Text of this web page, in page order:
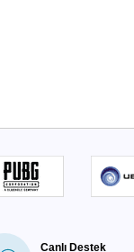
Canlı Destek